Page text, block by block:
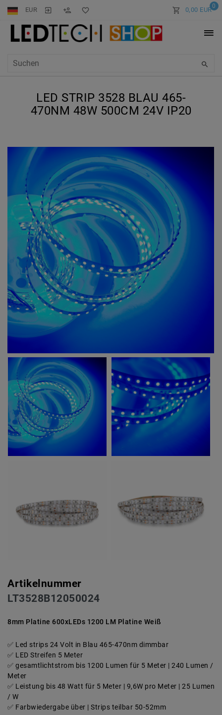
EUR 0
0,00 EUR
LED STRIP 3528 BLAU 465-
470NM 48W 500CM 24V IP20
Artikelnummer
LT3528B12050024
8mm Platine 600xLEDs 1200 LM Platine Weiß
Led strips 24 Volt in Blau 465-470nm dimmbar
LED Streifen 5 Meter
gesamtlichtstrom bis 1200 Lumen für 5 Meter | 240 Lumen /
Meter
Leistung bis 48 Watt für 5 Meter | 9,6W pro Meter | 25 Lumen
/ W
Farbwiedergabe über | Strips teilbar 50-52mm